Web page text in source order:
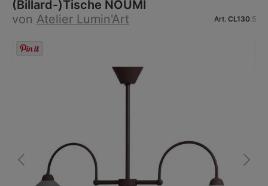
(Billard-)Tische NOUMI
von Atelier Lumin'Art Art. CL130.5
Bildergalerie überspringen